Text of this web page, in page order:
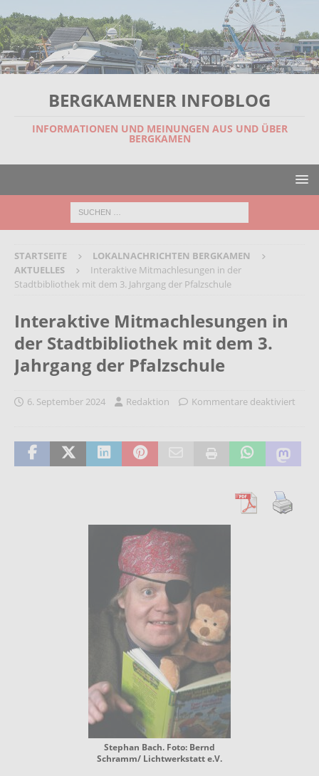
BERGKAMENER INFOBLOG
INFORMATIONEN UND MEINUNGEN AUS UND ÜBER
BERGKAMEN
STARTSEITE
LOKALNACHRICHTEN BERGKAMEN
AKTUELLES
Interaktive Mitmachlesungen in der
Stadtbibliothek mit dem 3. Jahrgang der Pfalzschule
Interaktive Mitmachlesungen in
der Stadtbibliothek mit dem 3.
Jahrgang der Pfalzschule
6. September 2024 Redaktion Kommentare deaktiviert
Stephan Bach. Foto: Bernd
Schramm/ Lichtwerkstatt e.V.